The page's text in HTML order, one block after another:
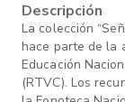
Descripción
La colección
hace parte de la
Educación
(RTVC). Los